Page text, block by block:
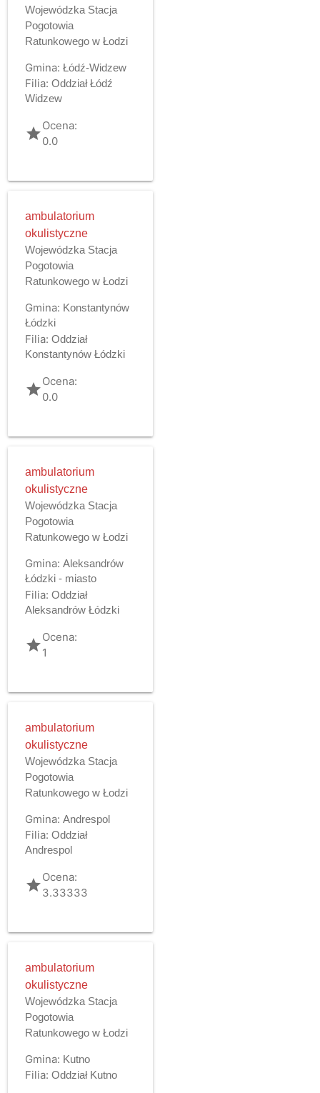
Wojewódzka Stacja
Pogotowia
Ratunkowego w Łodzi
Gmina: Łódź-Widzew
Filia: Oddział Łódź
Widzew
gradeOcena:
0.0
ambulatorium
okulistyczne
Wojewódzka Stacja
Pogotowia
Ratunkowego w Łodzi
Gmina: Konstantynów
Łódzki
Filia: Oddział
Konstantynów Łódzki
gradeOcena:
0.0
ambulatorium
okulistyczne
Wojewódzka Stacja
Pogotowia
Ratunkowego w Łodzi
Gmina: Aleksandrów
Łódzki - miasto
Filia: Oddział
Aleksandrów Łódzki
gradeOcena:
1
ambulatorium
okulistyczne
Wojewódzka Stacja
Pogotowia
Ratunkowego w Łodzi
Gmina: Andrespol
Filia: Oddział
Andrespol
gradeOcena:
3.33333
ambulatorium
okulistyczne
Wojewódzka Stacja
Pogotowia
Ratunkowego w Łodzi
Gmina: Kutno
Filia: Oddział Kutno